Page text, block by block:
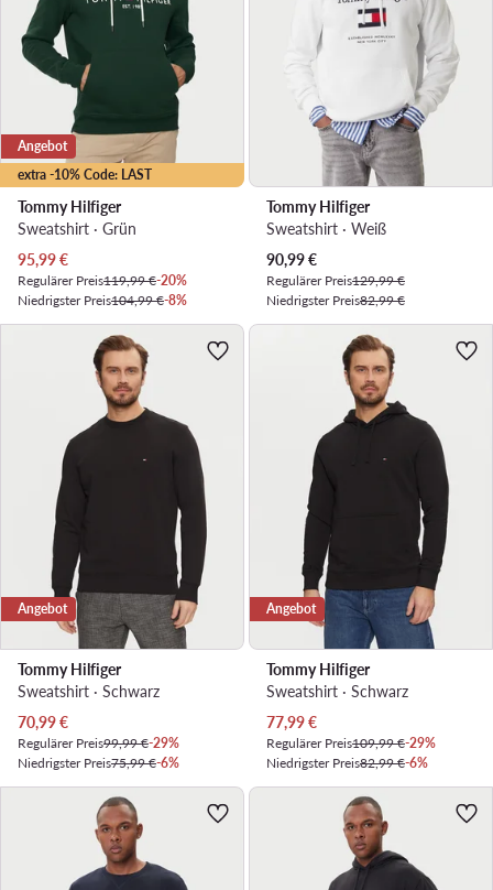
extra -10% Code: LAST
Angebot
Tommy Hilfiger
Sweatshirt · Grün
Aktueller Preis
95,99€
Regulärer Preis119,99 €-20%
Niedrigster Preis104,99 €-8%
Tommy Hilfiger
Sweatshirt · Weiß
Aktueller Preis
90,99€
Regulärer Preis129,99 €
Niedrigster Preis82,99 €
Angebot
Tommy Hilfiger
Sweatshirt · Schwarz
Aktueller Preis
70,99€
Regulärer Preis99,99 €-29%
Niedrigster Preis75,99 €-6%
Angebot
Tommy Hilfiger
Sweatshirt · Schwarz
Aktueller Preis
77,99€
Regulärer Preis109,99 €-29%
Niedrigster Preis82,99 €-6%